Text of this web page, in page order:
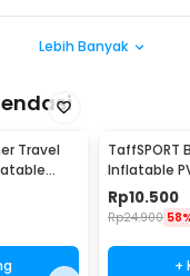
Lebih Banyak
Travel
TaffSPORT
Inflatable
Pillow High
Rp10.500
Rp24.900
+